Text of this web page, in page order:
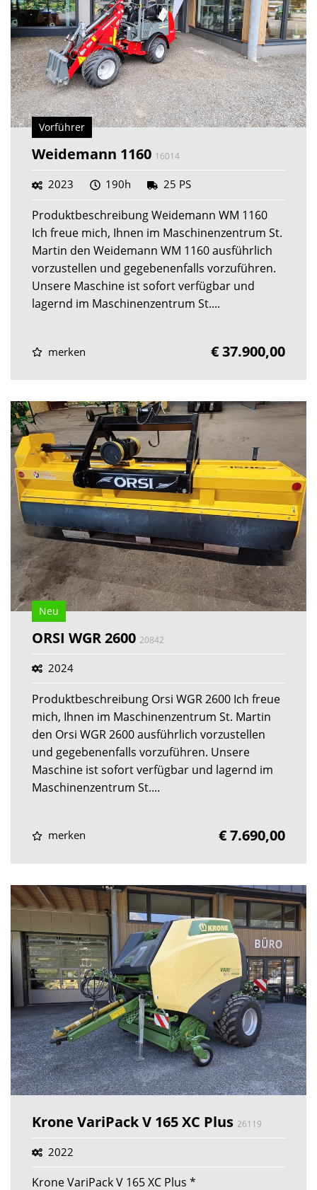
Vorführer
Weidemann 1160 16014
2023 190h 25 PS
Produktbeschreibung Weidemann WM 1160
Ich freue mich, Ihnen im Maschinenzentrum St.
Martin den Weidemann WM 1160 ausführlich
vorzustellen und gegebenenfalls vorzuführen.
Unsere Maschine ist sofort verfügbar und
lagernd im Maschinenzentrum St....
merken € 37.900,00
Neu
ORSI WGR 2600 20842
2024
Produktbeschreibung Orsi WGR 2600 Ich freue
mich, Ihnen im Maschinenzentrum St. Martin
den Orsi WGR 2600 ausführlich vorzustellen
und gegebenenfalls vorzuführen. Unsere
Maschine ist sofort verfügbar und lagernd im
Maschinenzentrum St....
merken € 7.690,00
Krone VariPack V 165 XC Plus 26119
2022
Krone VariPack V 165 XC Plus *